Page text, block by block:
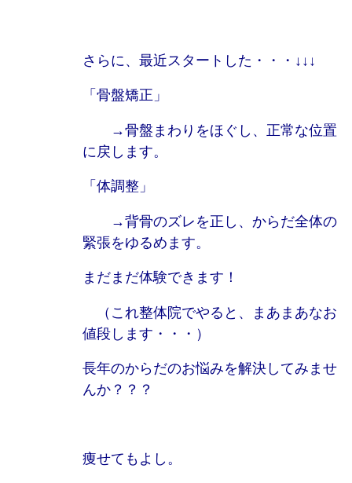
さらに、最近スタートした・・・↓↓↓
「骨盤矯正」
→骨盤まわりをほぐし、正常な位置
に戻します。
「体調整」
→背骨のズレを正し、からだ全体の
緊張をゆるめます。
まだまだ体験できます！
（これ整体院でやると、まあまあなお
値段します・・・）
長年のからだのお悩みを解決してみませ
んか？？？
痩せてもよし。